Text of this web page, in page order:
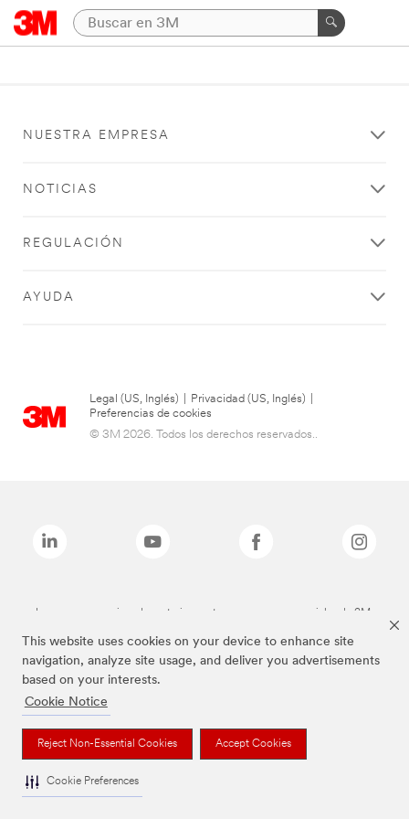
This website uses cookies on your device to enhance site
navigation, analyze site usage, and deliver you advertisements
based on your interests.
Cookie Notice
Reject Non-Essential Cookies Accept Cookies
Cookie Preferences
NUESTRA EMPRESA
NOTICIAS
REGULACIÓN
AYUDA
Legal (US, Inglés) Privacidad (US, Inglés)
Preferencias de cookies
© 3M 2026. Todos los derechos reservados..
Las marcas mencionadas anteriormente son marcas comerciales de 3M.